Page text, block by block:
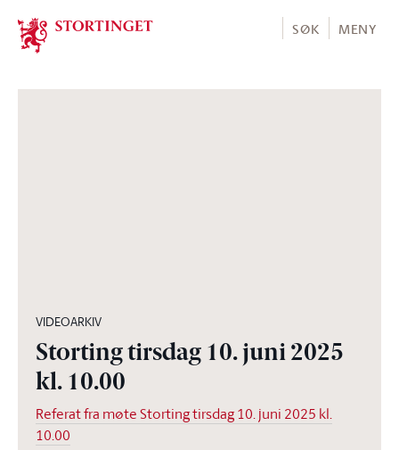
Stortinget.no
SØK MENY
VIDEOARKIV
Storting tirsdag 10. juni 2025
kl. 10.00
Referat fra møte Storting tirsdag 10. juni 2025 kl.
10.00